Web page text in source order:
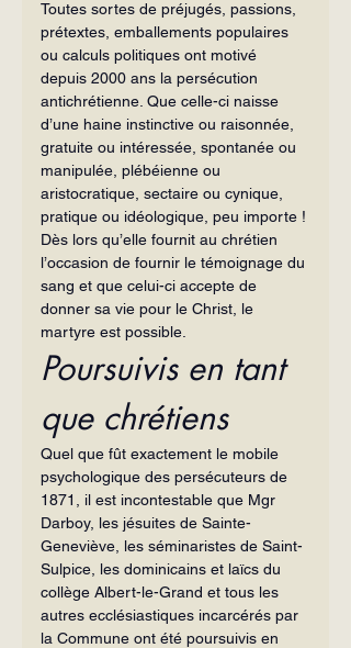
Toutes sortes de préjugés, passions,
prétextes, emballements populaires
ou calculs politiques ont motivé
depuis 2000 ans la persécution
antichrétienne. Que celle-ci naisse
d’une haine instinctive ou raisonnée,
gratuite ou intéressée, spontanée ou
manipulée, plébéienne ou
aristocratique, sectaire ou cynique,
pratique ou idéologique, peu importe !
Dès lors qu’elle fournit au chrétien
l’occasion de fournir le témoignage du
sang et que celui-ci accepte de
donner sa vie pour le Christ, le
martyre est possible.
Poursuivis en tant
que chrétiens
Quel que fût exactement le mobile
psychologique des persécuteurs de
1871, il est incontestable que Mgr
Darboy, les jésuites de Sainte-
Geneviève, les séminaristes de Saint-
Sulpice, les dominicains et laïcs du
collège Albert-le-Grand et tous les
autres ecclésiastiques incarcérés par
la Commune ont été poursuivis en